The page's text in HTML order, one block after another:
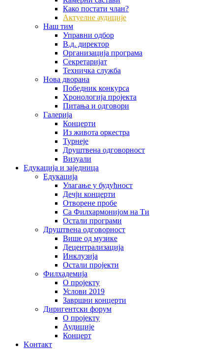
Како постати члан?
Актуелне аудиције
Наш тим
Управни одбор
В.д. директор
Организација програма
Секретаријат
Техничка служба
Нова дворана
Победник конкурса
Хронологија пројекта
Питања и одговори
Галерија
Концерти
Из живота оркестра
Турнеје
Друштвена одговорност
Визуали
Едукација и заједница
Едукација
Улагање у будућност
Дечји концерти
Отворене пробе
Са Филхармонијом на Ти
Остали програми
Друштвена одговорност
Више од музике
Децентрализација
Инклузија
Остали пројекти
Филхадемија
О пројекту
Услови 2019
Завршни концерти
Диригентски форум
О пројекту
Аудиције
Концерт
Kонтакт